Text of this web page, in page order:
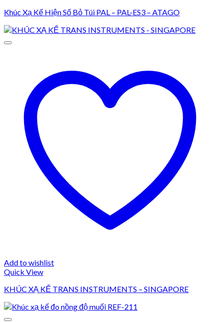
Khúc Xạ Kế Hiện Số Bỏ Túi PAL – PAL-ES3 – ATAGO
Add to wishlist
Quick View
KHÚC XẠ KẾ TRANS INSTRUMENTS – SINGAPORE